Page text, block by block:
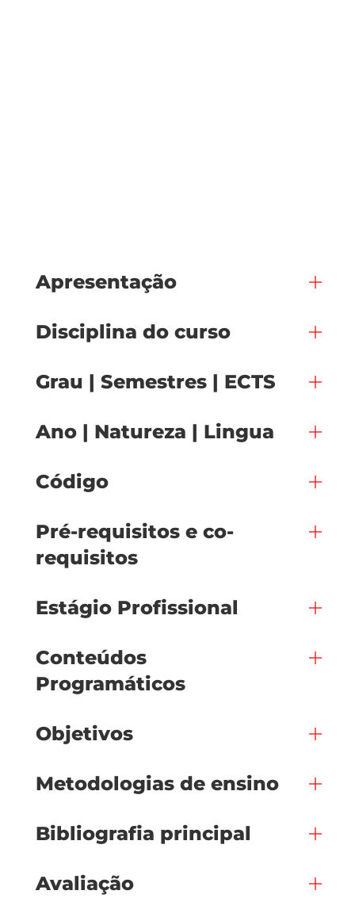
Apresentação
Disciplina do curso
Grau | Semestres | ECTS
Ano | Natureza | Lingua
Código
Pré-requisitos e co-
requisitos
Estágio Profissional
Conteúdos
Programáticos
Objetivos
Metodologias de ensino
Bibliografia principal
Avaliação